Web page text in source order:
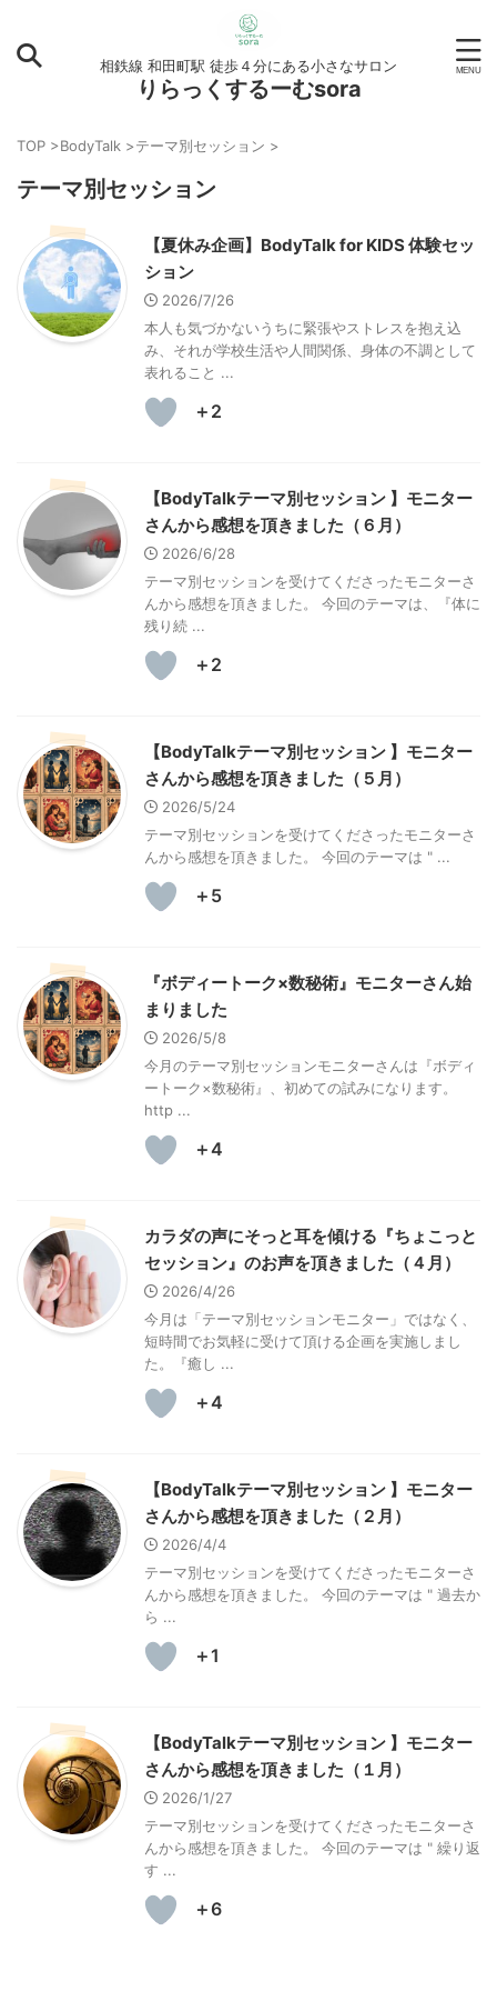
相鉄線 和田町駅 徒歩４分にある小さなサロン
りらっくするーむsora
TOP >BodyTalk >テーマ別セッション >
テーマ別セッション
【夏休み企画】BodyTalk for KIDS 体験セッ
ション
2026/7/26
本人も気づかないうちに緊張やストレスを抱え込
み、それが学校生活や人間関係、身体の不調として
表れること ...
＋2
【BodyTalkテーマ別セッション 】モニター
さんから感想を頂きました（６月）
2026/6/28
テーマ別セッションを受けてくださったモニターさ
んから感想を頂きました。 今回のテーマは、『体に
残り続 ...
＋2
【BodyTalkテーマ別セッション 】モニター
さんから感想を頂きました（５月）
2026/5/24
テーマ別セッションを受けてくださったモニターさ
んから感想を頂きました。 今回のテーマは " ...
＋5
『ボディートーク×数秘術』モニターさん始
まりました
2026/5/8
今月のテーマ別セッションモニターさんは『ボディ
ートーク×数秘術』、初めての試みになります。
http ...
＋4
カラダの声にそっと耳を傾ける『ちょこっと
セッション』のお声を頂きました（４月）
2026/4/26
今月は「テーマ別セッションモニター」ではなく、
短時間でお気軽に受けて頂ける企画を実施しまし
た。『癒し ...
＋4
【BodyTalkテーマ別セッション 】モニター
さんから感想を頂きました（２月）
2026/4/4
テーマ別セッションを受けてくださったモニターさ
んから感想を頂きました。 今回のテーマは " 過去か
ら ...
＋1
【BodyTalkテーマ別セッション 】モニター
さんから感想を頂きました（１月）
2026/1/27
テーマ別セッションを受けてくださったモニターさ
んから感想を頂きました。 今回のテーマは " 繰り返
す ...
＋6